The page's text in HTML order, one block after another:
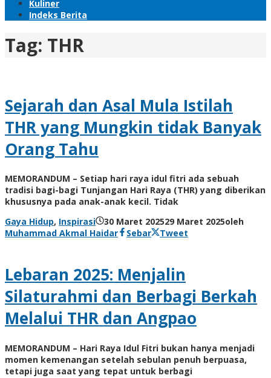
Kuliner
Indeks Berita
Tag: THR
Sejarah dan Asal Mula Istilah
THR yang Mungkin tidak Banyak
Orang Tahu
MEMORANDUM – Setiap hari raya idul fitri ada sebuah
tradisi bagi-bagi Tunjangan Hari Raya (THR) yang diberikan
khususnya pada anak-anak kecil. Tidak
Gaya Hidup, Inspirasi 30 Maret 202529 Maret 2025oleh
Muhammad Akmal Haidar
Sebar Tweet
Lebaran 2025: Menjalin
Silaturahmi dan Berbagi Berkah
Melalui THR dan Angpao
MEMORANDUM – Hari Raya Idul Fitri bukan hanya menjadi
momen kemenangan setelah sebulan penuh berpuasa,
tetapi juga saat yang tepat untuk berbagi